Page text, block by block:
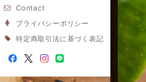
Contact
プライバシーポリシー
特定商取引法に基づく表記